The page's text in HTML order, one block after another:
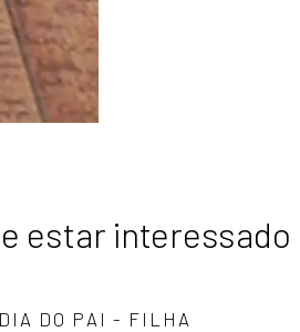
estar
DO PAI - FILHA